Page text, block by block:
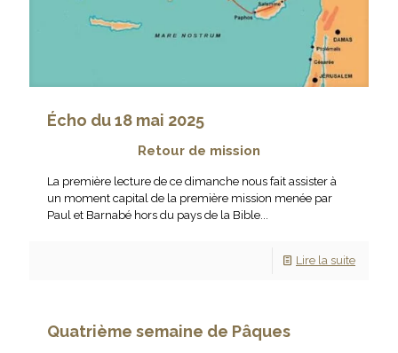
Écho du 18 mai 2025
Retour de mission
La première lecture de ce dimanche nous fait assister à
un moment capital de la première mission menée par
Paul et Barnabé hors du pays de la Bible...
Lire la suite
Quatrième semaine de Pâques